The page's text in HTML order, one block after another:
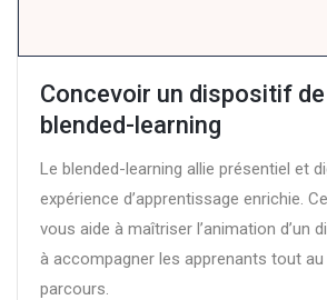
Concevoir un dispositif
blended-learning
Le blended-learning allie présentiel et
expérience d’apprentissage enrichie.
vous aide à maîtriser l’animation d’un
à accompagner les apprenants tout au
parcours.